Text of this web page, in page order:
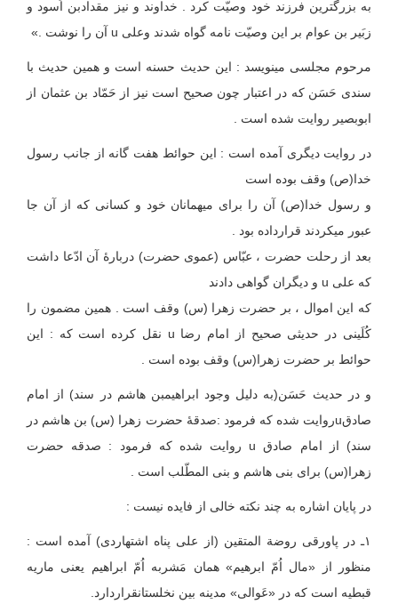
به بزرگترین فرزند خود وصیّت کرد . خداوند و نیز مقدادبن اَسود و
زبَیر بن عوام بر این وصیّت نامه گواه شدند وعلی u آن را نوشت .»
مرحوم مجلسی می‏نویسد : این حدیث حسنه است و همین حدیث با
سندی حَسَن که در اعتبار چون صحیح است نیز از حَمّاد بن عثمان از
ابوبصیر روایت شده است .
در روایت دیگری آمده است : این حوائط هفت گانه از جانب رسول
خدا(ص) وقف بوده است
و رسول خدا(ص) آن را برای میهمانان خود و کسانی که از آن جا
عبور می‏کردند قرارداده بود .
بعد از رحلت حضرت ، عبّاس (عموی حضرت) دربارۀ آن ادّعا داشت
که علی u و دیگران گواهی دادند
که این اموال ، بر حضرت زهرا (س) وقف است . همین مضمون را
کُلَینی در حدیثی صحیح از امام رضا u نقل کرده است که : این
حوائط بر حضرت زهرا(س) وقف بوده است .
و در حدیث حَسَن(به دلیل وجود ابراهیم‏بن هاشم در سند) از امام
صادقuروایت شده که فرمود :صدقهٔ حضرت زهرا (س) بن هاشم در
سند) از امام صادق u روایت شده که فرمود : صدقه حضرت
زهرا(س) برای بنی هاشم و بنی المطّلب است .
در پایان اشاره به چند نکته خالی از فایده نیست :
۱ـ در پاورقی روضة المتقین (از علی پناه اشتهاردی) آمده است :
منظور از «مال اُمّ ابرهیم» همان مَشربه اُمّ ابراهیم یعنی ماریه
قبطیه است که در «عَوالی» مدینه بین نخلستان‏قراردارد.